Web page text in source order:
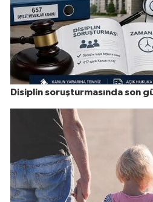
Disiplin soruşturmasında son